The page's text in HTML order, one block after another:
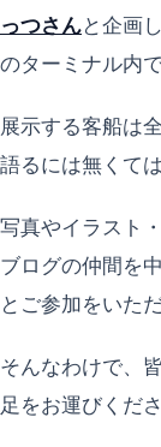
っつさんと企画
のターミナル内
展示する客船は
語るには無くて
写真やイラスト
ブログの仲間を
とご参加をいた
そんなわけで、
足をお運びくだ